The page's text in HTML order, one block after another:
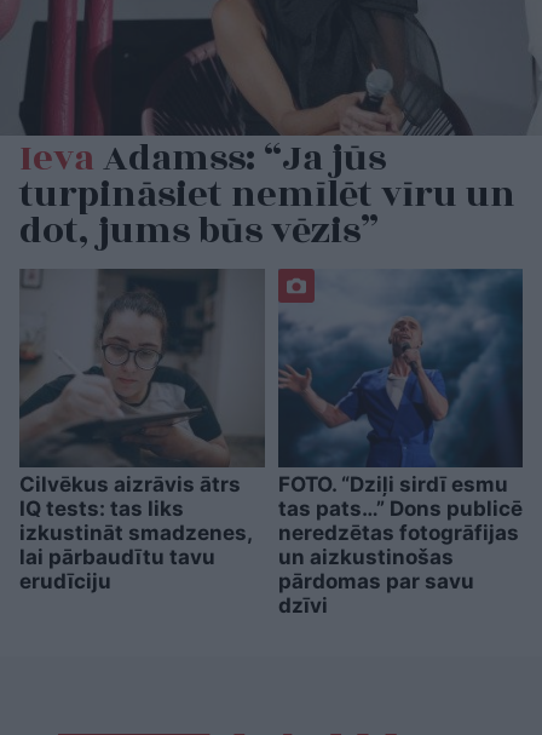
IevaAdamss: “Ja jūs
turpināsiet nemīlēt vīru un
dot, jums būs vēzis”
Cilvēkus aizrāvis ātrs
IQ tests: tas liks
izkustināt smadzenes,
lai pārbaudītu tavu
erudīciju
FOTO. “Dziļi sirdī esmu
tas pats…” Dons publicē
neredzētas fotogrāfijas
un aizkustinošas
pārdomas par savu
dzīvi